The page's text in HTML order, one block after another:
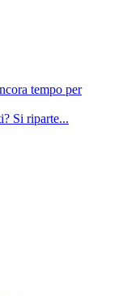
tempo per
Si riparte...